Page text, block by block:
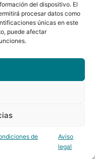
del dispositivo. El
procesar datos como
únicas en este
puede afectar
de
Aviso
legal
▼